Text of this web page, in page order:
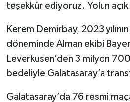
teşekkür ediyoruz. Yolun
Kerem Demirbay, 2023
döneminde Alman ekibi
Leverkusen’den 3 milyon
bedeliyle Galatasaray’a
Galatasaray’da 76 resmi